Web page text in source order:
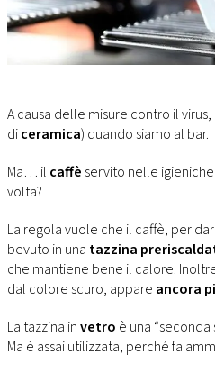
DI
MONACO
A causa delle misure contro il
diceramica) quando siamo al bar.
Ma… il caffè servito nelle igieniche
volta?
La regola vuole che il caffè, per
bevuto in una tazzina
che mantiene bene il calore.
dal colore scuro, appare ancora
La tazzina invetro è una
Ma è assai utilizzata, perché fa